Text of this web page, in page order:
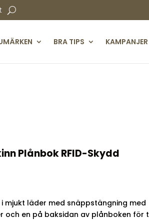
BRA TIPS KAMPANJER
Plånbok RFID-Skydd
i mjukt läder med snäppstängning med
och en på baksidan av plånboken för t